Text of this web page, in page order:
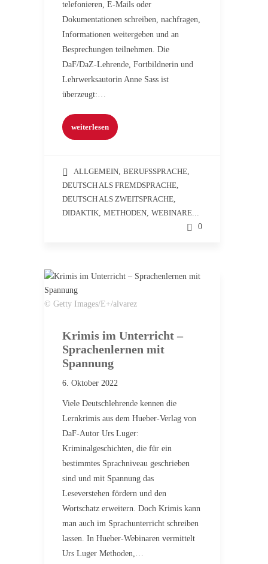
telefonieren, E-Mails oder
Dokumentationen schreiben, nachfragen,
Informationen weitergeben und an
Besprechungen teilnehmen. Die
DaF/DaZ-Lehrende, Fortbildnerin und
Lehrwerksautorin Anne Sass ist
überzeugt:…
weiterlesen
ALLGEMEIN, BERUFSSPRACHE,
DEUTSCH ALS FREMDSPRACHE,
DEUTSCH ALS ZWEITSPRACHE,
DIDAKTIK, METHODEN, WEBINARE...
0
© Getty Images/E+/alvarez
Krimis im Unterricht –
Sprachenlernen mit
Spannung
6. Oktober 2022
Viele Deutschlehrende kennen die
Lernkrimis aus dem Hueber-Verlag von
DaF-Autor Urs Luger:
Kriminalgeschichten, die für ein
bestimmtes Sprachniveau geschrieben
sind und mit Spannung das
Leseverstehen fördern und den
Wortschatz erweitern. Doch Krimis kann
man auch im Sprachunterricht schreiben
lassen. In Hueber-Webinaren vermittelt
Urs Luger Methoden,…